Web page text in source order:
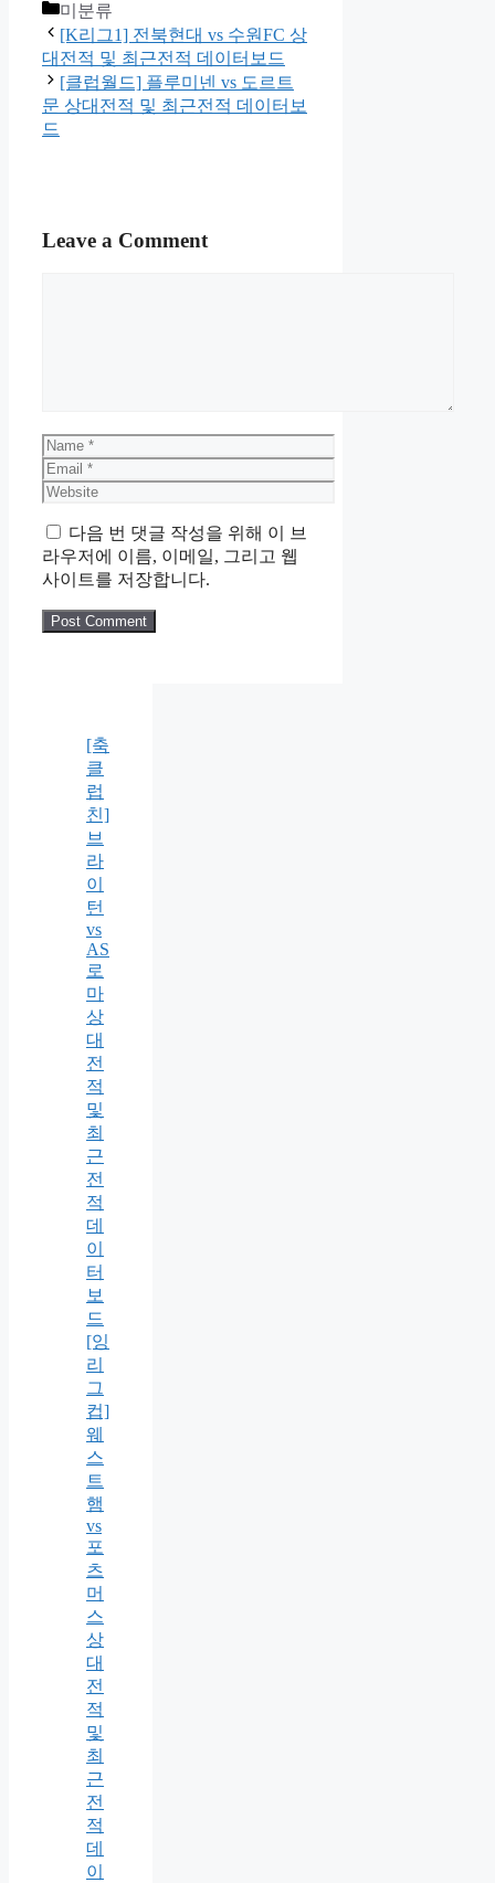
Categories
미분류
[K리그1] 전북현대 vs 수원FC 상
대전적 및 최근전적 데이터보드
[클럽월드] 플루미넨 vs 도르트
문 상대전적 및 최근전적 데이터보
드
Leave a Comment
Name
Email
Website
다음 번 댓글 작성을 위해 이 브
라우저에 이름, 이메일, 그리고 웹
사이트를 저장합니다.
[축
클
럽
친]
브
라
이
턴
vs
AS
로
마
상
대
전
적
및
최
근
전
적
데
이
터
보
드
[잉
리
그
컵]
웨
스
트
햄
vs
포
츠
머
스
상
대
전
적
및
최
근
전
적
데
이